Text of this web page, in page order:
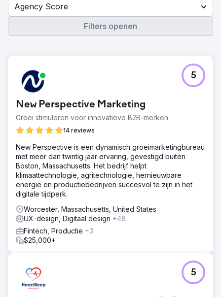
Agency Score
Filters openen
New Perspective Marketing
Groei stimuleren voor innovatieve B2B-merken
14 reviews
5
New Perspective is een dynamisch groeimarketingbureau
met meer dan twintig jaar ervaring, gevestigd buiten
Boston, Massachusetts. Het bedrijf helpt
klimaattechnologie, agritechnologie, hernieuwbare
energie en productiebedrijven succesvol te zijn in het
digitale tijdperk.
Worcester, Massachusetts, United States
UX-design, Digitaal design +48
Fintech, Productie +3
$25,000+
5